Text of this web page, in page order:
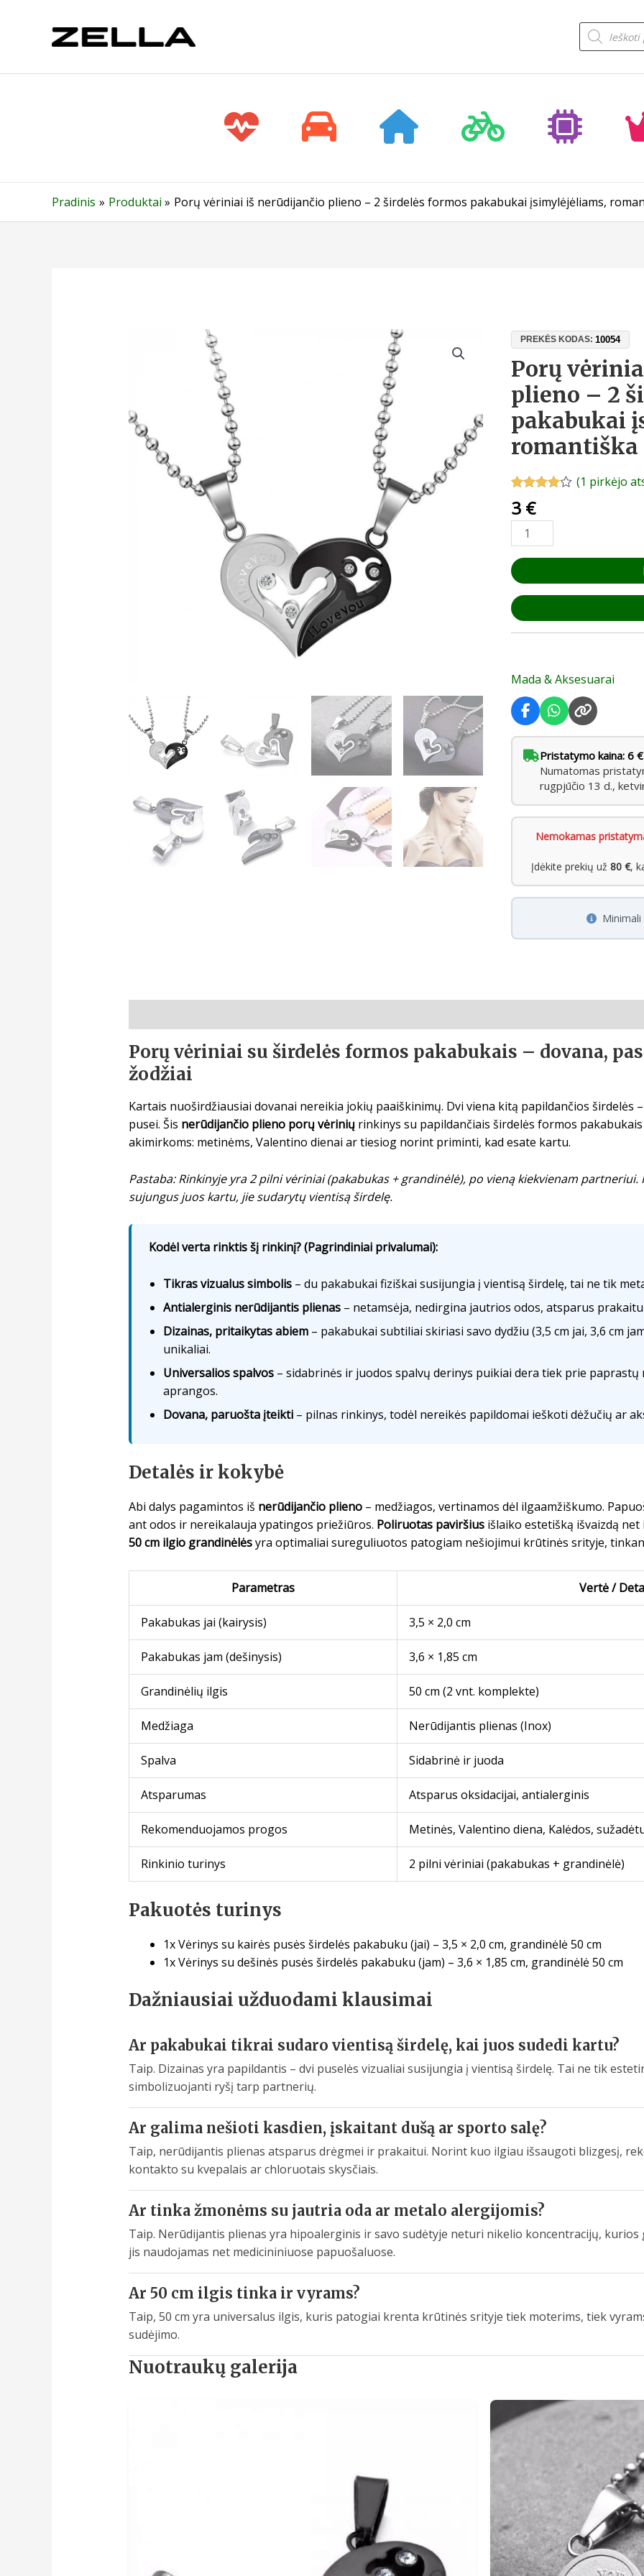
Products
search
Pradinis Produktai Porų vėriniai iš nerūdijančio plieno – 2 širdelės formos pakabukai įsimylėjėliams,
PREKĖS KODAS:10054
Porų
plieno – 2
pakabukai
romantiška
4.00iš 5
(viso
įvertinimų:
)
(1 pirkėjo
3 €
produkto
Porų
vėriniai
iš
nerūdijančio
plieno
2
širdelės
formos
pakabukai
romantiška
dovana
Mada & Aksesuarai
Pristatymo kaina: 6 €
Numatomas
rugpjūčio 13 d.,
Nemokamas
Įdėkite prekių už80 €,
Porų vėriniai su širdelės formos pakabukais – dovana,
žodžiai
Kartais nuoširdžiausiai dovanai nereikia jokių paaiškinimų. Dvi viena kitą papildančios širdelės
pusei. Šis nerūdijančio plieno porų vėriniųrinkinys su papildančiais širdelės formos
akimirkoms: metinėms, Valentino dienai ar tiesiog norint priminti, kad esate kartu.
Pastaba: Rinkinyje yra 2 pilni vėriniai (pakabukas + grandinėlė), po vieną kiekvienam
sujungus juos kartu, jie sudarytų vientisą širdelę.
Kodėl verta rinktis šį rinkinį? (Pagrindiniai privalumai):
Tikras vizualus simbolis– du pakabukai fiziškai susijungia į vientisą širdelę, tai ne tik
Antialerginis nerūdijantis plienas– netamsėja, nedirgina jautrios odos, atsparus
Dizainas, pritaikytas abiem– pakabukai subtiliai skiriasi savo dydžiu (3,5 cm jai, 3,6 cm
unikaliai.
Universalios spalvos– sidabrinės ir juodos spalvų derinys puikiai dera tiek prie
aprangos.
Dovana, paruošta įteikti– pilnas rinkinys, todėl nereikės papildomai ieškoti dėžučių ar
Detalės ir kokybė
Abi dalys pagamintos iš nerūdijančio plieno– medžiagos, vertinamos dėl ilgaamžiškumo.
ant odos ir nereikalauja ypatingos priežiūros. Poliruotas paviršiusišlaiko estetišką išvaizdą
50 cm ilgio grandinėlėsyra optimaliai sureguliuotos patogiam nešiojimui krūtinės srityje,
Parametras Vertė /
Pakabukas jai (kairysis) 3,5 × 2,0 cm
Pakabukas jam (dešinysis) 3,6 × 1,85 cm
Grandinėlių ilgis 50 cm (2 vnt. komplekte)
Medžiaga Nerūdijantis plienas (Inox)
Spalva Sidabrinė ir juoda
Atsparumas Atsparus oksidacijai, antialerginis
Rekomenduojamos progos Metinės, Valentino diena, Kalėdos,
Rinkinio turinys 2 pilni vėriniai (pakabukas + grandinėlė)
Pakuotės turinys
1x Vėrinys su kairės pusės širdelės pakabuku (jai) – 3,5 × 2,0 cm, grandinėlė 50 cm
1x Vėrinys su dešinės pusės širdelės pakabuku (jam) – 3,6 × 1,85 cm, grandinėlė 50 cm
Dažniausiai užduodami klausimai
Ar pakabukai tikrai sudaro vientisą širdelę, kai juos sudedi kartu?
Taip. Dizainas yra papildantis – dvi puselės vizualiai susijungia į vientisą širdelę. Tai ne tik
simbolizuojanti ryšį tarp partnerių.
Ar galima nešioti kasdien, įskaitant dušą ar sporto salę?
Taip, nerūdijantis plienas atsparus drėgmei ir prakaitui. Norint kuo ilgiau išsaugoti blizgesį,
kontakto su kvepalais ar chloruotais skysčiais.
Ar tinka žmonėms su jautria oda ar metalo alergijomis?
Taip. Nerūdijantis plienas yra hipoalerginis ir savo sudėtyje neturi nikelio koncentracijų,
jis naudojamas net medicininiuose papuošaluose.
Ar 50 cm ilgis tinka ir vyrams?
Taip, 50 cm yra universalus ilgis, kuris patogiai krenta krūtinės srityje tiek moterims, tiek
sudėjimo.
Nuotraukų galerija